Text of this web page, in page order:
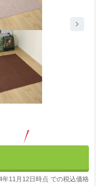
11月12日時点 での税込価格